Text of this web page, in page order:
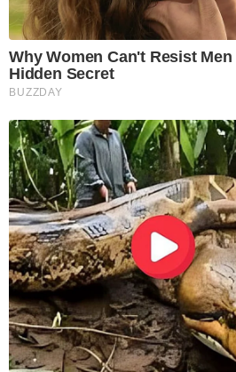
Why Women Can't Resist
Hidden Secret
BUZZDAY